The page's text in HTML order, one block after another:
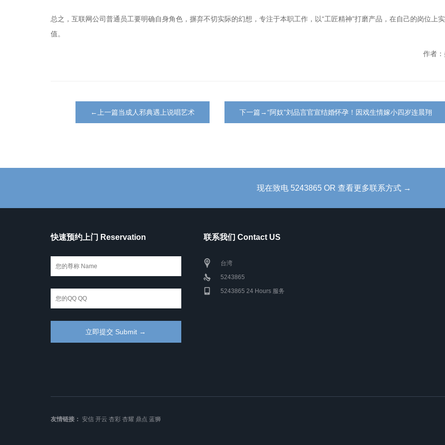
总之，互联网公司普通员工要明确自身角色，摒弃不切实际的幻想，专注于本职工作，以“工匠精神”打磨产品，在自己的岗位上
值。
作者
←上一篇当成人邪典遇上说唱艺术 下一篇→“阿奴”刘品言官宣结婚怀孕！因戏生情嫁小四岁连晨翔
现在致电 5243865 OR 查看更多联系方式 →
快速预约上门 Reservation 联系我们 Contact US
台湾
5243865
5243865 24 Hours 服务
友情链接： 安信 开云 杏彩 杏耀 鼎点 蓝狮